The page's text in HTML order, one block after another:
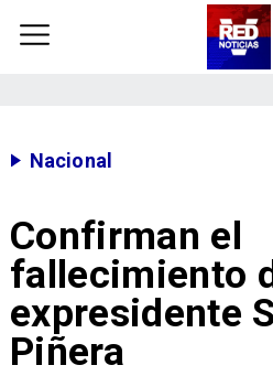
Nacional
Confirman el
fallecimiento
expresidente
Piñera